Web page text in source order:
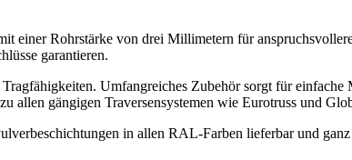
Rohrstärke von drei Millimetern für
garantieren.
Umfangreiches Zubehör sorgt für
allen gängigen Traversensystemen wie Eurotruss und
in allen RAL-Farben lieferbar und